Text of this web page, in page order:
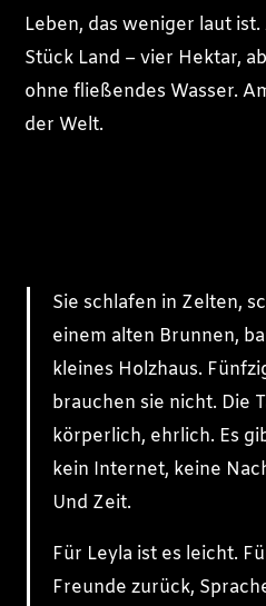
Leben, das weniger laut
Stück Land – vier Hektar,
ohne fließendes Wasser.
der Welt.
Sie schlafen in Zelten,
einem alten Brunnen,
kleines Holzhaus.
brauchen sie nicht. Die
körperlich, ehrlich. Es
kein Internet, keine
Und Zeit.
Für Leyla ist es leicht.
Freunde zurück,